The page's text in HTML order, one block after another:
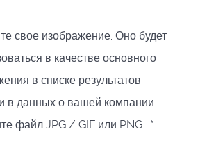
свое изображение. Оно будет
в качестве основного
в списке результатов
в данных о вашей компании
файл JPG / GIF или PNG.
*